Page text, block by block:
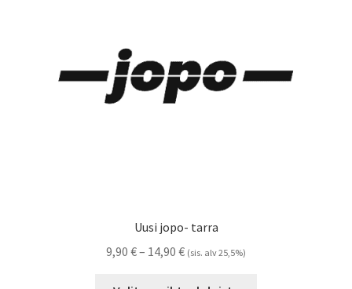
Uusi jopo- tarra
9,90 €– 14,90 €Hintaluokka:
(sis. alv 25,5%)